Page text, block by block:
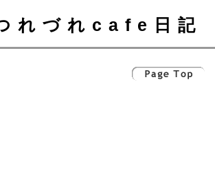
れづれcafe日記